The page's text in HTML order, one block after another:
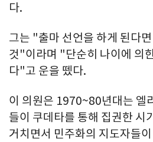
다.
그는 "출마 선언을 하게 된다
것"이라며 "단순히 나이에 의
다"고 운을 뗐다.
이 의원은 1970~80년대는 엘
들이 쿠데타를 통해 집권한 시
거치면서 민주화의 지도자들